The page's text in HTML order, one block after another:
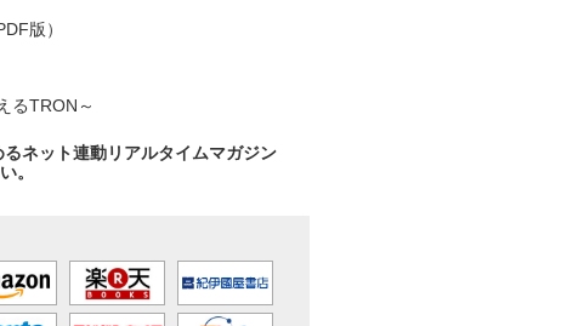
版）
るTRON～
ネット連動リアルタイムマガジン
。